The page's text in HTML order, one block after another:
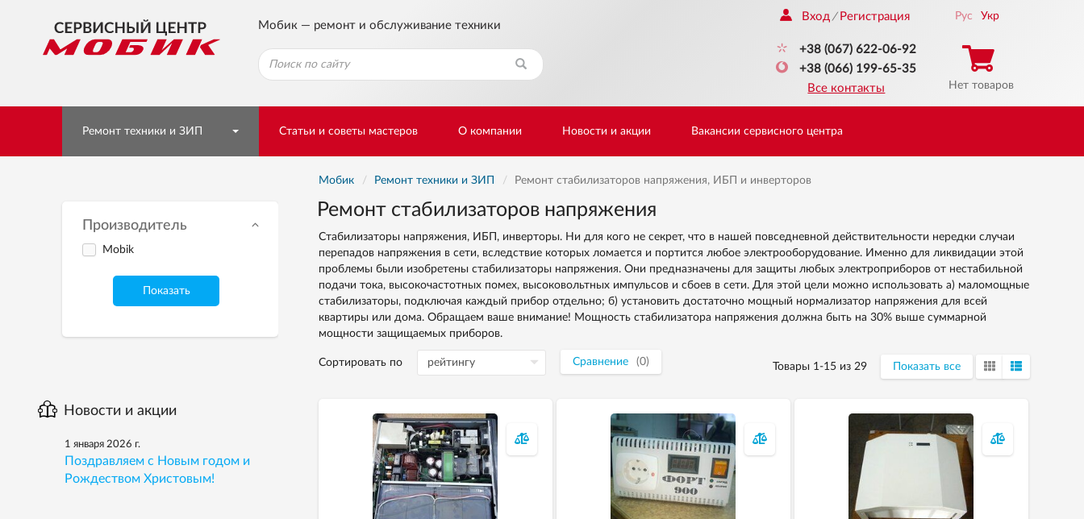
Мобик — ремонт и обслуживание техники
Вход / Регистрация
+38 (067) 622-06-92
+38 (066) 199-65-35
Все контакты
Рус Укр
Нет товаров
Ремонт техники и ЗИП Статьи и советы мастеров О компании Новости и акции Вакансии сервисного центра
Мобик Ремонт техники и ЗИП Ремонт стабилизаторов напряжения, ИБП и инверторов
Ремонт стабилизаторов напряжения
Стабилизаторы напряжения, ИБП, инверторы. Ни для кого не секрет, что в нашей повседневной действительности нередки случаи
перепадов напряжения в сети, вследствие которых ломается и портится любое электрооборудование. Именно для ликвидации этой
проблемы были изобретены стабилизаторы напряжения. Они предназначены для защиты любых электроприборов от нестабильной
подачи тока, высокочастотных помех, высоковольтных импульсов и сбоев в сети. Для этой цели можно использовать а) маломощные
стабилизаторы, подключая каждый прибор отдельно; б) установить достаточно мощный нормализатор напряжения для всей
квартиры или дома. Обращаем ваше внимание! Мощность стабилизатора напряжения должна быть на 30% выше суммарной
мощности защищаемых приборов.
Сортировать по Сравнение (0) Товары 1-15 из 29 Показать все
Производитель
Mobik
Показать
Новости и акции
1 января 2026 г.
Поздравляем с Новым годом и
Рождеством Христовым!